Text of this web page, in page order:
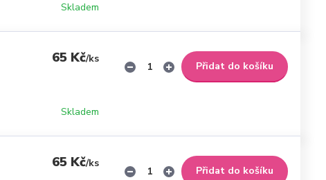
Skladem
65 Kč/ks
Skladem
Přidat do košíku
65 Kč/ks
Přidat do košíku